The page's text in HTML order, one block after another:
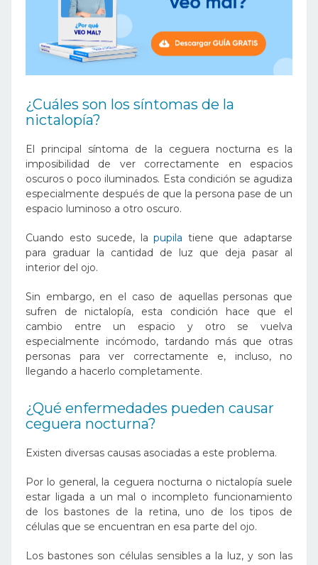
¿Cuáles son los síntomas de la
nictalopía?
El principal síntoma de la ceguera nocturna es la
imposibilidad de ver correctamente en espacios
oscuros o poco iluminados. Esta condición se agudiza
especialmente después de que la persona pase de un
espacio luminoso a otro oscuro.
Cuando esto sucede, lapupila tiene que adaptarse
para graduar la cantidad de luz que deja pasar al
interior del ojo.
Sin embargo, en el caso de aquellas personas que
sufren de nictalopía, esta condición hace que el
cambio entre un espacio y otro se vuelva
especialmente incómodo, tardando más que otras
personas para ver correctamente e, incluso, no
llegando a hacerlo completamente.
¿Qué enfermedades pueden causar
ceguera nocturna?
Existen diversas causas asociadas a este problema.
Por lo general, la ceguera nocturna o nictalopía suele
estar ligada a un mal o incompleto funcionamiento
de los bastones de la retina, uno de los tipos de
células que se encuentran en esa parte del ojo.
Los bastones son células sensibles a la luz, y son las